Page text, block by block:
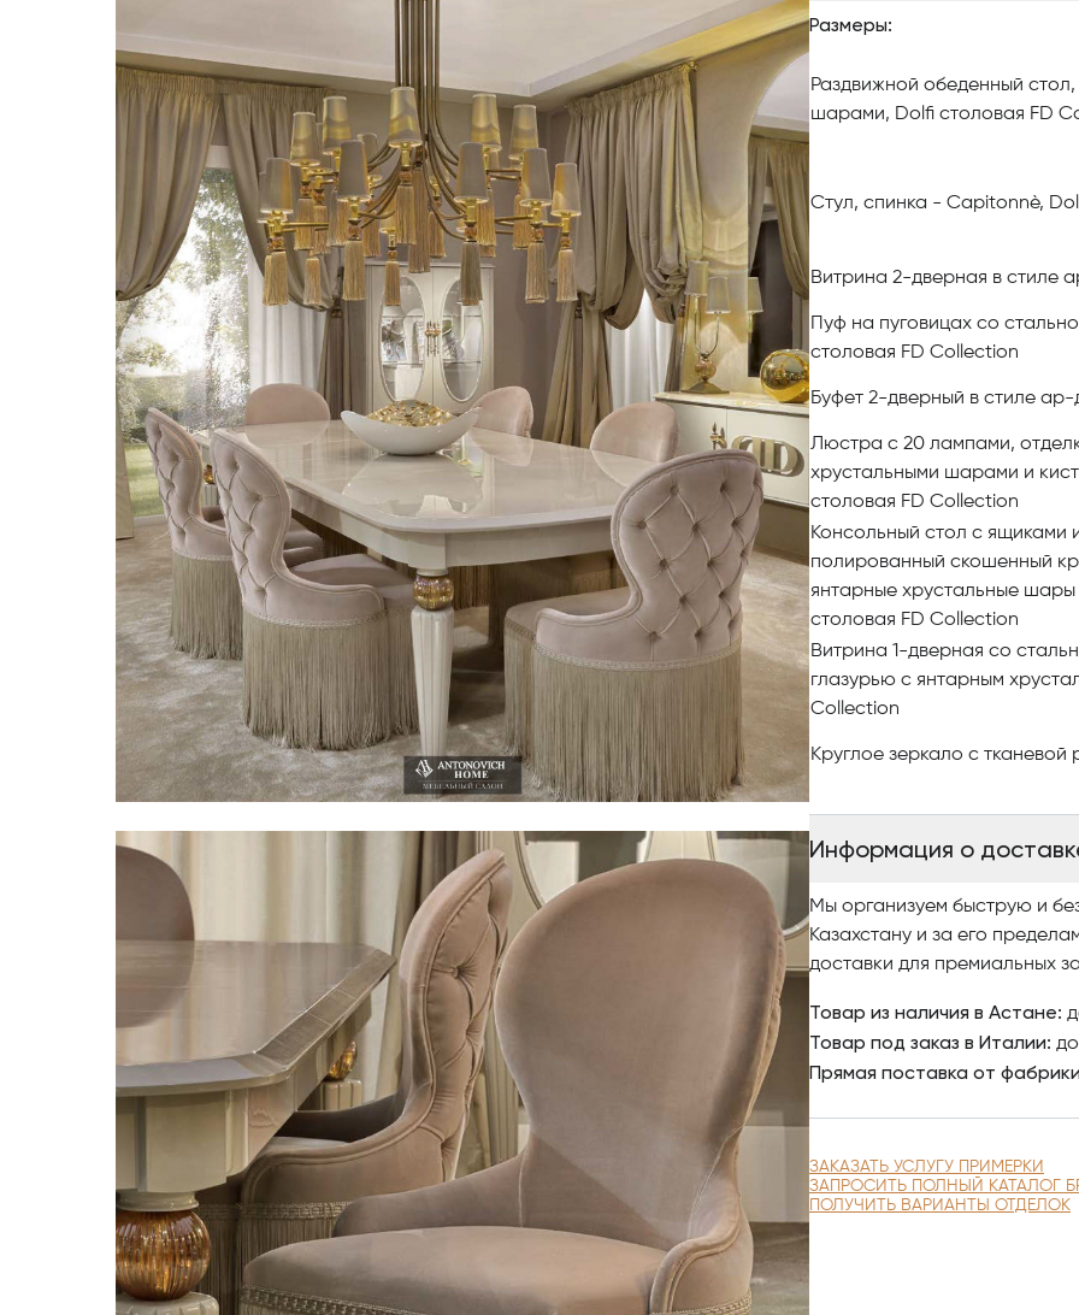
любимые ткани туринского
Именно тогда появилась
беспрецедентное событие в
которая стремится к
Замысел, который
швейное искусство
который на протяжении
Коллекция AM Casa
материалы невероятно
Зеркально отполированная
в наших шкафах,
дома. Внимание к деталям,
обогащается и
бежевого цветов.
Отдавая предпочтение
поистине престижный и
Чтобы купить итальянскую
По вопросам приобретения
Центр итальянской мебели
Dоlfi столовая 1 FD Collection
Размеры:
Раздвижной обеденный
шарами, Dоlfi столовая FD
Стул, спинка - Capitonnè,
Витрина 2-дверная в стиле
Пуф на пуговицах со
столовая FD Collection
Буфет 2-дверный в стиле
Люстра с 20 лампами,
хрустальными шарами и
столовая FD Collection
Консольный стол с ящиками
полированный скошенный
янтарные хрустальные
столовая FD Collection
Витрина 1-дверная со
глазурью с янтарным
Collection
Круглое зеркало с
Информация о
Мы организуем быструю и
Казахстану и за его
доставки для премиальных
Товар из наличия в Астане:
Товар под заказ в Италии:
Прямая поставка от фабрики
ЗАКАЗАТЬ УСЛУГУ ПРИМЕРКИ
ЗАПРОСИТЬ ПОЛНЫЙ КАТАЛОГ
ПОЛУЧИТЬ ВАРИАНТЫ ОТДЕЛОК